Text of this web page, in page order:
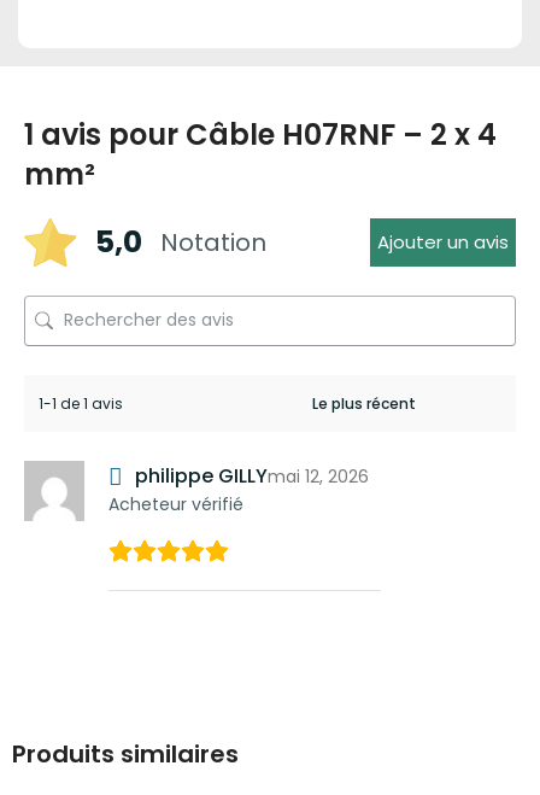
1 avis pour Câble H07RNF – 2 x 4
mm²
5,0 Notation Ajouter un avis
1-1 de 1 avis
philippe GILLY
Acheteur vérifié
mai 12, 2026
Produits similaires